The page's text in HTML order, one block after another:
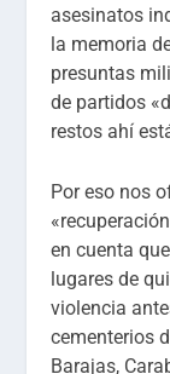
asesinatos
la memoria
presuntas
de partidos
restos ahí
Por eso nos
en cuenta
lugares de
violencia
cementerios
Barajas,